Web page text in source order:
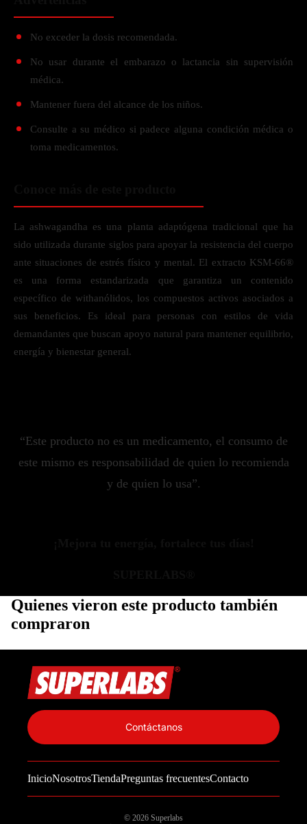
No exceder la dosis recomendada.
No usar durante el embarazo o lactancia sin supervisión
médica.
Mantener fuera del alcance de los niños.
Consulte a su médico si padece alguna condición médica o
toma medicamentos.
La ashwagandha es una planta adaptógena tradicional que ha
sido utilizada durante siglos para apoyar la resistencia del cuerpo
ante situaciones de estrés físico y mental. El extracto KSM-66®
es una forma estandarizada que garantiza un contenido
específico de withanólidos, los compuestos activos asociados a
sus beneficios. Es ideal para personas con estilos de vida
demandantes que buscan apoyo natural para mantener equilibrio,
energía y bienestar general.
“Este producto no es un medicamento, el consumo de
este mismo es responsabilidad de quien lo recomienda
y de quien lo usa”.
Quienes vieron este producto también
compraron
InicioNosotrosTiendaPreguntas frecuentesContacto
Contáctanos
© 2026 Superlabs
Información de contacto
Política de reembolso
Términos del servicio
Política de envío